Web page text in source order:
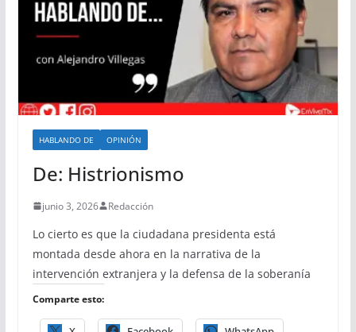
HABLANDO DE OPINIÓN
De: Histrionismo
junio 3, 2026 Redacción
Lo cierto es que la ciudadana presidenta está
montada desde ahora en la narrativa de la
intervención extranjera y la defensa de la soberanía
Comparte esto: